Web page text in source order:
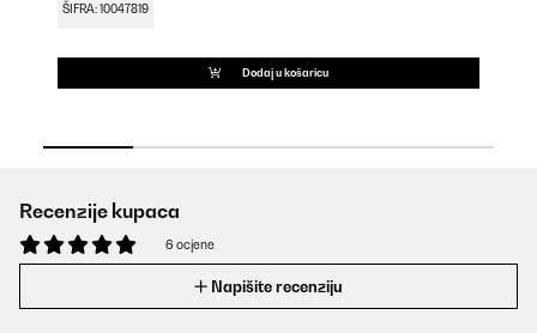
ŠIFRA: 10047819
Dodaj u košaricu
Recenzije kupaca
6 ocjene
Napišite recenziju